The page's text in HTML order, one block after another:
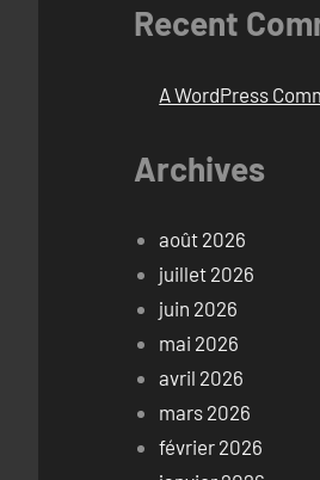
Recent
A WordPress
Archives
août 2026
juillet 2026
juin 2026
mai 2026
avril 2026
mars 2026
février 2026